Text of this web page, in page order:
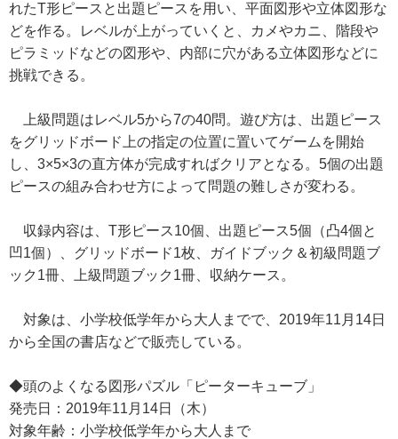
れたT形ピースと出題ピースを用い、平面図形や立体図形な
どを作る。レベルが上がっていくと、カメやカニ、階段や
ピラミッドなどの図形や、内部に穴がある立体図形などに
挑戦できる。
上級問題はレベル5から7の40問。遊び方は、出題ピース
をグリッドボード上の指定の位置に置いてゲームを開始
し、3×5×3の直方体が完成すればクリアとなる。5個の出題
ピースの組み合わせ方によって問題の難しさが変わる。
収録内容は、T形ピース10個、出題ピース5個（凸4個と
凹1個）、グリッドボード1枚、ガイドブック＆初級問題ブ
ック1冊、上級問題ブック1冊、収納ケース。
対象は、小学校低学年から大人までで、2019年11月14日
から全国の書店などで販売している。
◆頭のよくなる図形パズル「ピーターキューブ」
発売日：2019年11月14日（木）
対象年齢：小学校低学年から大人まで